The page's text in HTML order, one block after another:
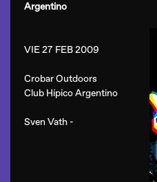
Argentino
VIE 27 FEB 2009
Crobar Outdoors
Club Hípico Argentino
Sven Vath -